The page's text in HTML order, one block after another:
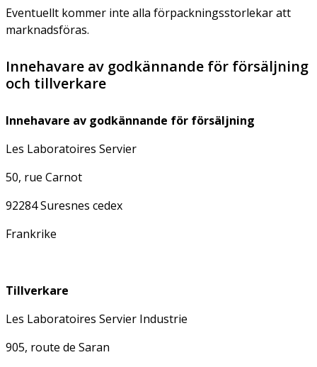
Eventuellt kommer inte alla förpackningsstorlekar att
marknadsföras.
Innehavare av godkännande för försäljning
och tillverkare
Innehavare av godkännande för försäljning
Les Laboratoires Servier
50, rue Carnot
92284 Suresnes cedex
Frankrike
Tillverkare
Les Laboratoires Servier Industrie
905, route de Saran